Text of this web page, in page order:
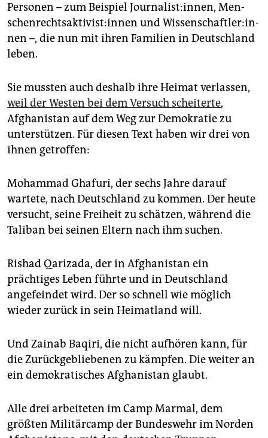
Personen – zum Beispiel Jour­na­lis­t:in­nen, Men­
schen­rechts­ak­tivis­t:in­nen und Wissen­schaft­le­r:in­
nen –, die nun mit ihren Familien in Deutschland
leben.
Sie mussten auch deshalb ihre Heimat verlassen,
weil der Westen bei dem Versuch scheiterte,
Afghanistan auf dem Weg zur Demokratie zu
unterstützen. Für diesen Text haben wir drei von
ihnen getroffen:
Mohammad Ghafuri, der sechs Jahre darauf
wartete, nach Deutschland zu kommen. Der heute
versucht, seine Freiheit zu schätzen, während die
Taliban bei seinen Eltern nach ihm suchen.
Rishad Qarizada, der in Afghanistan ein
prächtiges Leben führte und in Deutschland
angefeindet wird. Der so schnell wie möglich
wieder zurück in sein Heimatland will.
Und Zainab Baqiri, die nicht aufhören kann, für
die Zurückgebliebenen zu kämpfen. Die weiter an
ein demokratisches Afghanistan glaubt.
Alle drei arbeiteten im Camp Marmal, dem
größten Militärcamp der Bundeswehr im Norden